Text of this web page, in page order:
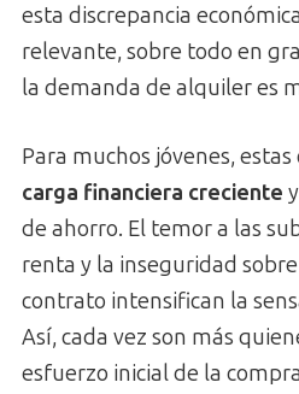
esta discrepancia
relevante, sobre todo en
la demanda de alquiler es
Para muchos jóvenes,
carga financiera creciente
de ahorro. El temor a las
renta y la inseguridad
contrato intensifican la
Así, cada vez son más
esfuerzo inicial de la